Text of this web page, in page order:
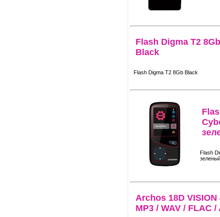
Flash Digma T2 8Gb
Black
Flash Digma T2 8Gb Black
Flash
Archos 18D VISION
MP3 / WAV / FLAC /